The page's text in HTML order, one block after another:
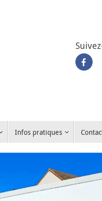
Infos pratiques